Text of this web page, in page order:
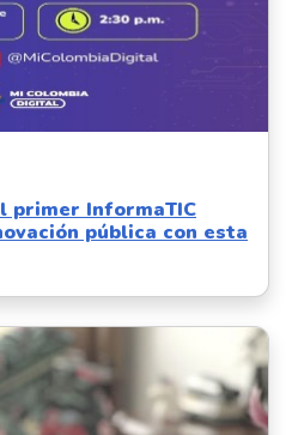
primer InformaTIC
pública con esta